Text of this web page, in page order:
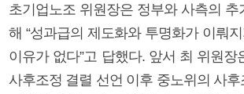
초기업노조 위원장은 정부와 사측의 추
해 “성과급의 제도화와 투명화가 이뤄
이유가 없다”고 답했다. 앞서 최 위원장
사후조정 결렬 선언 이후 중노위의 사후